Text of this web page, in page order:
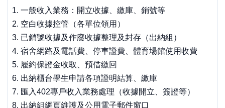
一般收入業務：開立收據、繳庫、銷號等
空白收據控管（各單位領用）
已銷號收據及作廢收據整理及封存（出納組）
宿舍網路及電話費、停車證費、體育場館使用收費
履約保證金收取、預借繳回
出納櫃台學生申請各項證明結算、繳庫
匯入402專戶收入業務處理（收據開立、簽證等）
出納組網頁維護及公用電子郵件窗口